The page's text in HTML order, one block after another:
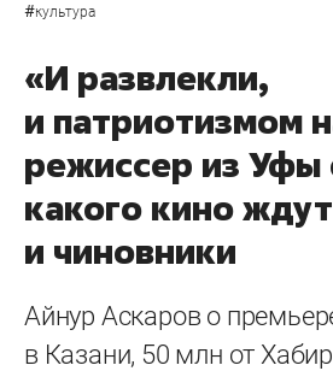
#культура
«И развлекли,
и патриотизмом
режиссер из Уфы
какого кино
и чиновники
Айнур Аскаров о
в Казани, 50 млн от